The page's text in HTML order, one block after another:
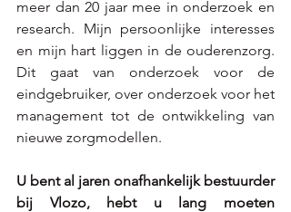
meer dan 20 jaar mee in onderzoek en
research. Mijn persoonlijke interesses
en mijn hart liggen in de ouderenzorg.
Dit gaat van onderzoek voor de
eindgebruiker, over onderzoek voor het
management tot de ontwikkeling van
nieuwe zorgmodellen.
U bent al jaren onafhankelijk bestuurder
bij Vlozo, hebt u lang moeten